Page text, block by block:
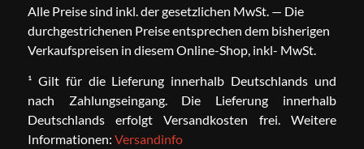
Alle Preise sind inkl. der gesetzlichen MwSt. — Die
durchgestrichenen Preise entsprechen dem bisherigen
Verkaufspreisen in diesem Online-Shop, inkl- MwSt.
¹ Gilt für die Lieferung innerhalb Deutschlands und
nach Zahlungseingang. Die Lieferung innerhalb
Deutschlands erfolgt Versandkosten frei. Weitere
Informationen: Versandinfo